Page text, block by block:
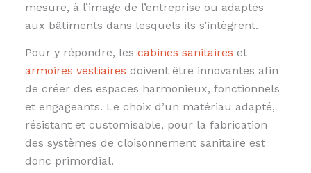
mesure, à l’image de l’entreprise ou adaptés
aux bâtiments dans lesquels ils s’intègrent.
Pour y répondre, les cabines sanitaires et
armoires vestiaires doivent être innovantes afin
de créer des espaces harmonieux, fonctionnels
et engageants. Le choix d’un matériau adapté,
résistant et customisable, pour la fabrication
des systèmes de cloisonnement sanitaire est
donc primordial.